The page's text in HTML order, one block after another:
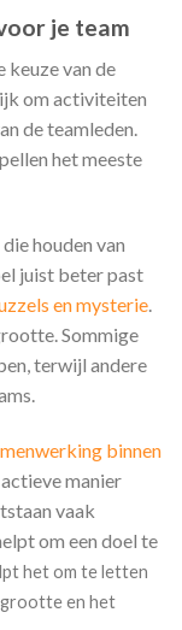
je team
keuze van de
om activiteiten
de teamleden.
het meeste
houden van
juist beter past
en mysterie.
Sommige
terwijl andere
binnen
manier
vaak
om een doel te
het om te letten
en het